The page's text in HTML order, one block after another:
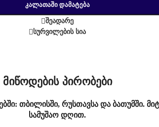
ᲙᲐᲚᲐᲗᲐᲨᲘ ᲓᲐᲛᲐᲢᲔᲑᲐ
შეადარე
სურვილების სია
მიწოდების პირობები
თბილისში, რუსთავსა და ბათუმში.
სამუშაო დღით.